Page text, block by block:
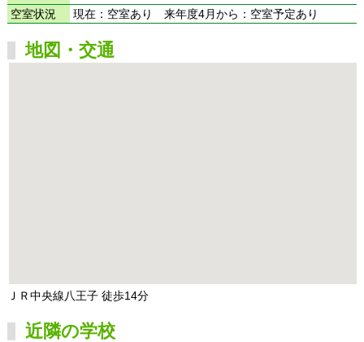
空室状況
現在：空室あり 来年度4月から：空室予定あり
地図・交通
ＪＲ中央線八王子 徒歩14分
近隣の学校